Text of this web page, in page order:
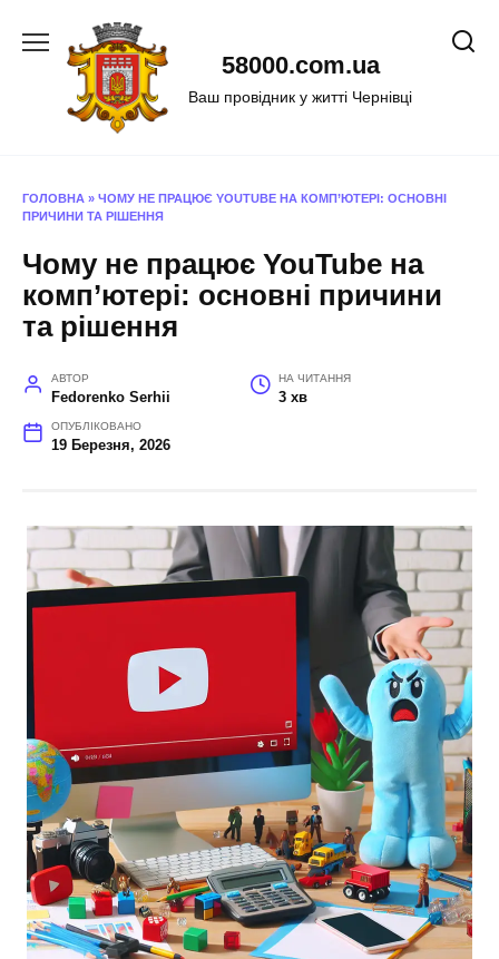
58000.com.ua
Ваш провідник у житті Чернівці
ГОЛОВНА » ЧОМУ НЕ ПРАЦЮЄ YOUTUBE НА КОМП’ЮТЕРІ: ОСНОВНІ
ПРИЧИНИ ТА РІШЕННЯ
Чому не працює YouTube на
комп’ютері: основні причини
та рішення
АВТОР
Fedorenko Serhii
НА ЧИТАННЯ
3 хв
ОПУБЛІКОВАНО
19 Березня, 2026